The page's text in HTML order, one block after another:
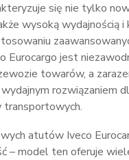
się nie tylko
wysoką wydajnością
Eurocargo jest
towarów, a
rozwiązaniem
atutów Iveco
– model ten oferuje